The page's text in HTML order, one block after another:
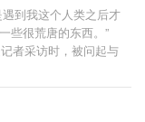
到我这个人类之后才
些很荒唐的东西。”
者采访时，被问起与
，以及近期魔族复苏
界和平做出了太多努
绝无复国可能。”